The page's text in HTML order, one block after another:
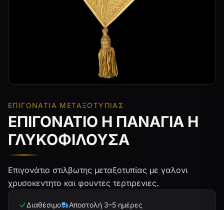
ΕΠΙΓΟΝΆΤΙΑ ΜΕΤΑΞΟΤΥΠΊΑΣ
ΕΠΙΓΟΝΑΤΙΟ Η ΠΑΝΑΓΙΑ Η
ΓΛΥΚΟΦΙΛΟΥΣΑ
Επιγονάτιο στιλβωτης μεταξοτυπίας με γαλονι
χρυσοκεντητο και φουντες τερτιρενιες.
Διαθέσιμο
Αποστολή 3–5 ημέρες